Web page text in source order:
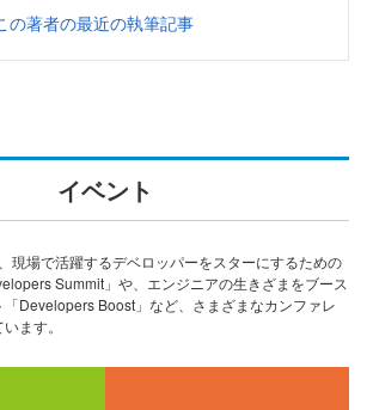
の著者の最近の執筆記事
イベント
現場で活躍するデベロッパーをスターにするための
Summit」や、エンジニアの生きざまをブース
「Developers Boost」など、さまざまなカンファレ
ます。